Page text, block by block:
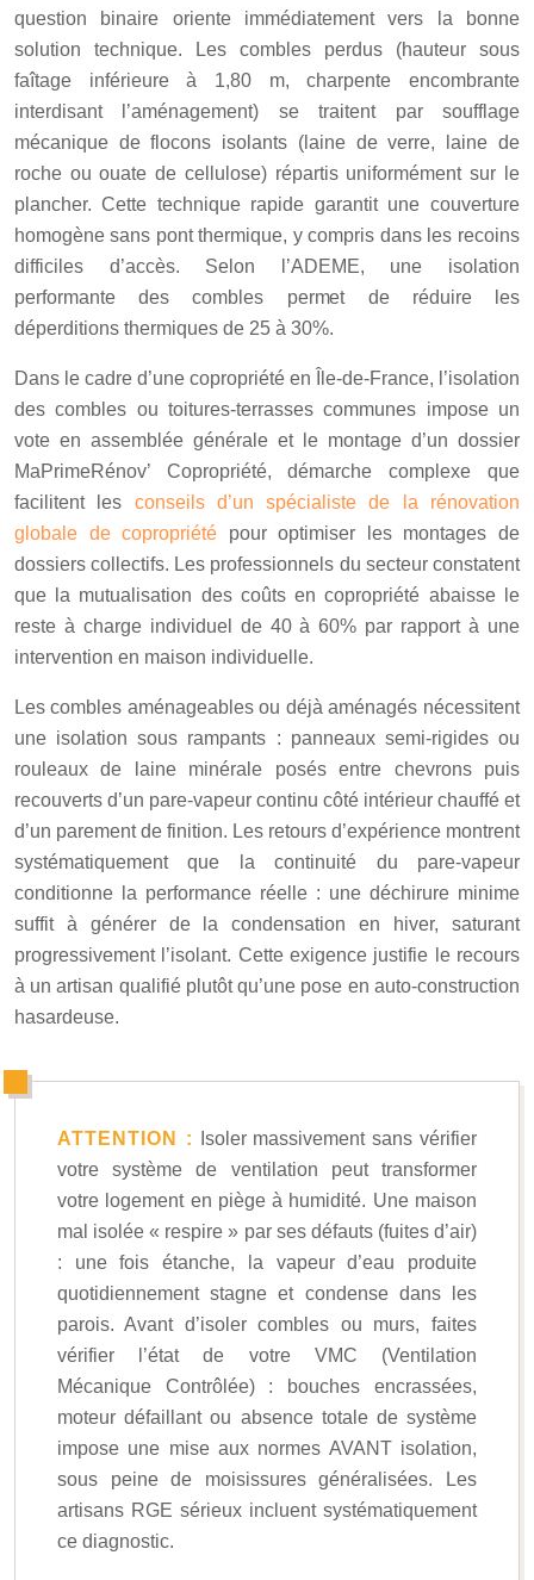
question binaire oriente immédiatement vers la bonne
solution technique. Les combles perdus (hauteur sous
faîtage inférieure à 1,80 m, charpente encombrante
interdisant l’aménagement) se traitent par soufflage
mécanique de flocons isolants (laine de verre, laine de
roche ou ouate de cellulose) répartis uniformément sur le
plancher. Cette technique rapide garantit une couverture
homogène sans pont thermique, y compris dans les recoins
difficiles d’accès. Selon l’ADEME, une isolation
performante des combles permet de réduire les
déperditions thermiques de 25 à 30%.
Dans le cadre d’une copropriété en Île-de-France, l’isolation
des combles ou toitures-terrasses communes impose un
vote en assemblée générale et le montage d’un dossier
MaPrimeRénov’ Copropriété, démarche complexe que
facilitent les conseils d’un spécialiste de la rénovation
globale de copropriété pour optimiser les montages de
dossiers collectifs. Les professionnels du secteur constatent
que la mutualisation des coûts en copropriété abaisse le
reste à charge individuel de 40 à 60% par rapport à une
intervention en maison individuelle.
Les combles aménageables ou déjà aménagés nécessitent
une isolation sous rampants : panneaux semi-rigides ou
rouleaux de laine minérale posés entre chevrons puis
recouverts d’un pare-vapeur continu côté intérieur chauffé et
d’un parement de finition. Les retours d’expérience montrent
systématiquement que la continuité du pare-vapeur
conditionne la performance réelle : une déchirure minime
suffit à générer de la condensation en hiver, saturant
progressivement l’isolant. Cette exigence justifie le recours
à un artisan qualifié plutôt qu’une pose en auto-construction
hasardeuse.
ATTENTION :
Isoler massivement sans vérifier
votre système de ventilation peut transformer
votre logement en piège à humidité. Une maison
mal isolée « respire » par ses défauts (fuites d’air)
: une fois étanche, la vapeur d’eau produite
quotidiennement stagne et condense dans les
parois. Avant d’isoler combles ou murs, faites
vérifier l’état de votre VMC (Ventilation
Mécanique Contrôlée) : bouches encrassées,
moteur défaillant ou absence totale de système
impose une mise aux normes AVANT isolation,
sous peine de moisissures généralisées. Les
artisans RGE sérieux incluent systématiquement
ce diagnostic.